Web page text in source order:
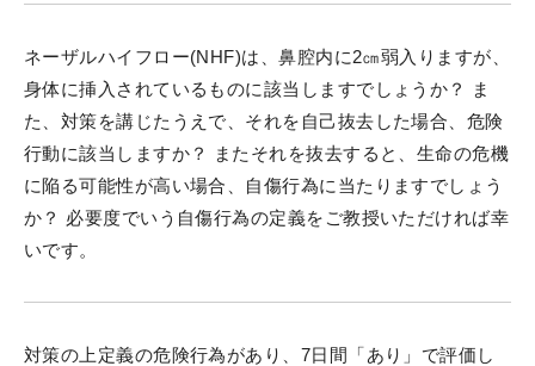
ネーザルハイフロー(NHF)は、鼻腔内に2㎝弱入りますが、
身体に挿入されているものに該当しますでしょうか？ ま
た、対策を講じたうえで、それを自己抜去した場合、危険
行動に該当しますか？ またそれを抜去すると、生命の危機
に陥る可能性が高い場合、自傷行為に当たりますでしょう
か？ 必要度でいう自傷行為の定義をご教授いただければ幸
いです。
対策の上定義の危険行為があり、7日間「あり」で評価し